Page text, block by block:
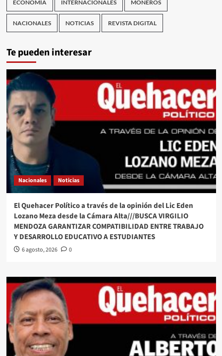
ECONOMÍA INTERNACIONALES MONEROS
NACIONALES NOTICIAS REVISTA DIGITAL
Te pueden interesar
Nacionales Noticias
El Quehacer Político a través de la opinión del Lic Eden
Lozano Meza desde la Cámara Alta///BUSCA VIRGILIO
MENDOZA GARANTIZAR COMPATIBILIDAD ENTRE TRABAJO
Y DESARROLLO EDUCATIVO A ESTUDIANTES
6 agosto, 2026 0